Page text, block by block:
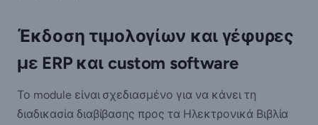
Έκδοση τιμολογίων και γέφυρες
με ERP και custom software
Το module είναι σχεδιασμένο για να κάνει τη
διαδικασία διαβίβασης προς τα Ηλεκτρονικά Βιβλία